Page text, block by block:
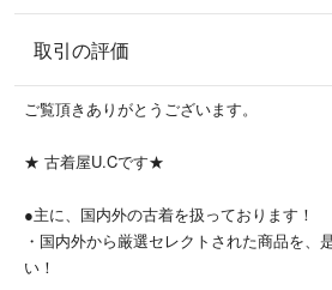
ご入金を頂ける方の購入を
お待ちしております。
USEDのため、
多少のシミ・ダメージ・匂い等があります。
ださい。
USED品のご使用に慣れた方の購入をお願い
#アメリカ古着
取引の評価
ご覧頂きありがとうございます。
★ 古着屋U.Cです★
●主に、国内外の古着を扱っております！
・国内外から厳選セレクトされた商品を、
い！